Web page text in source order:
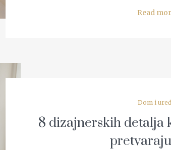
Read
Dom i
8 dizajnerskih detalja